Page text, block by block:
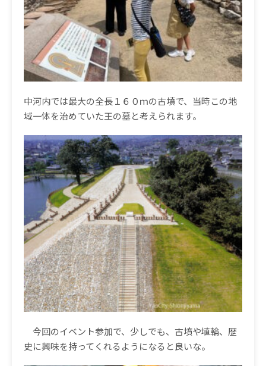
中河内では最大の全長１６０ｍの古墳で、当時この地
域一体を治めていた王の墓と考えられます。
今回のイベント参加で、少しでも、古墳や埴輪、歴
史に興味を持ってくれるようになると良いな。